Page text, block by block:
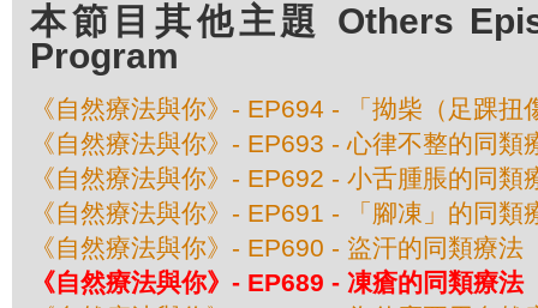
本節目其他主題 Others
Program
《自然療法與你》- EP694 - 「拗柴（足踝扭
《自然療法與你》- EP693 - 心律不整的同類
《自然療法與你》- EP692 - 小舌腫脹的同類
《自然療法與你》- EP691 - 「腳凍」的同類
《自然療法與你》- EP690 - 盜汗的同類療法
《自然療法與你》- EP689 - 凍瘡的同類療法